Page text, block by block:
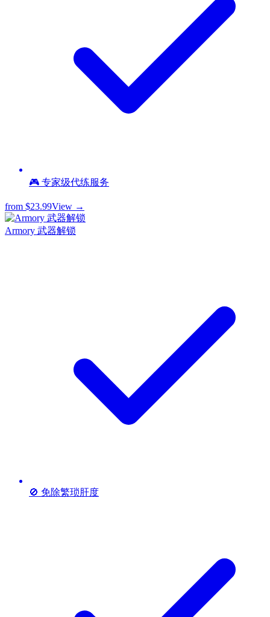
🎮 专家级代练服务
from $23.99View →
Armory 武器解锁
🚫 免除繁琐肝度